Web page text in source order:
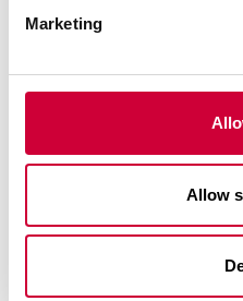
Marketing
Allow
Aluminium o obniżonym
3 Marca, 2026